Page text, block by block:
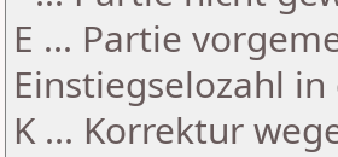
E ... Partie
Einstiegselozahl
K ... Korrektur